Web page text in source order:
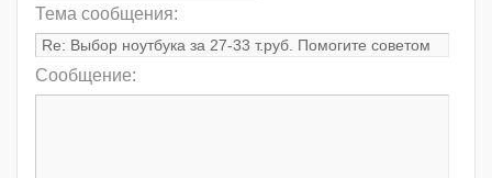
Тема сообщения:
Сообщение: